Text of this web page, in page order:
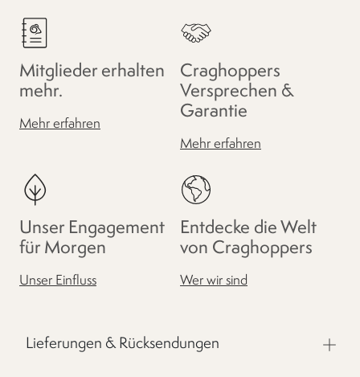
Mitglieder erhalten
mehr.
Mehr erfahren
Craghoppers
Versprechen &
Garantie
Mehr erfahren
Unser Engagement
für Morgen
Unser Einfluss
Entdecke die Welt
von Craghoppers
Wer wir sind
Lieferungen & Rücksendungen